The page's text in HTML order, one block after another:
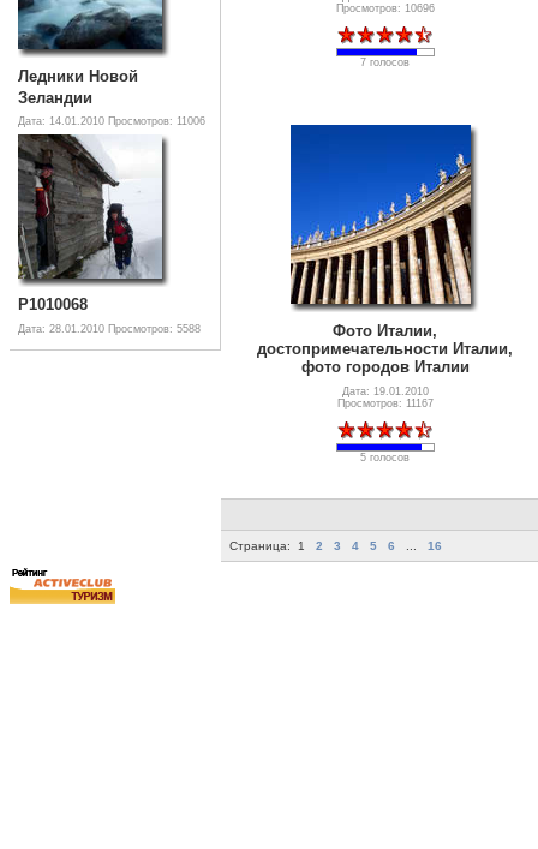
Ледники Новой
Зеландии
Дата: 14.01.2010 Просмотров: 11006
P1010068
Дата: 28.01.2010 Просмотров: 5588
Просмотров: 10696
7 голосов
Фото Италии,
достопримечательности Италии,
фото городов Италии
Дата: 19.01.2010
Просмотров: 11167
5 голосов
Страница: 1 2 3 4 5 6 16